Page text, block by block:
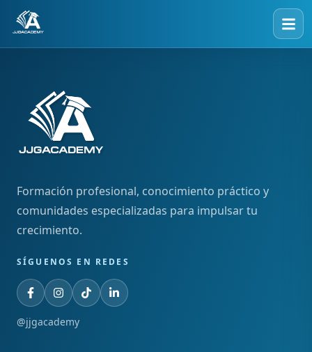
Formación profesional, conocimiento práctico y
comunidades especializadas para impulsar tu
crecimiento.
SÍGUENOS EN REDES
@jjgacademy